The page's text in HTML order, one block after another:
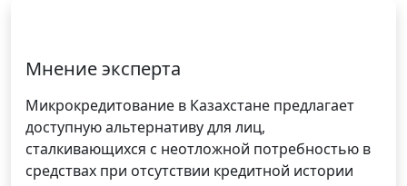
Мнение эксперта
Микрокредитование в Казахстане предлагает
доступную альтернативу для лиц,
сталкивающихся с неотложной потребностью в
средствах при отсутствии кредитной истории